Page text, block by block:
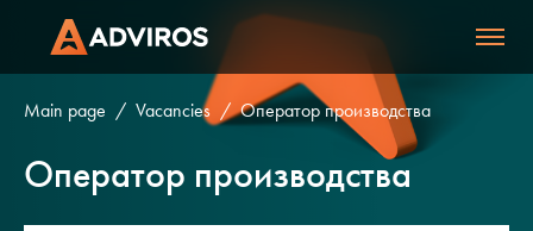
Main page Vacancies Оператор производства
Оператор производства